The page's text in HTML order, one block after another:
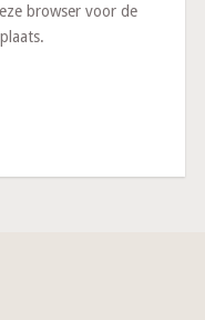
browser voor de